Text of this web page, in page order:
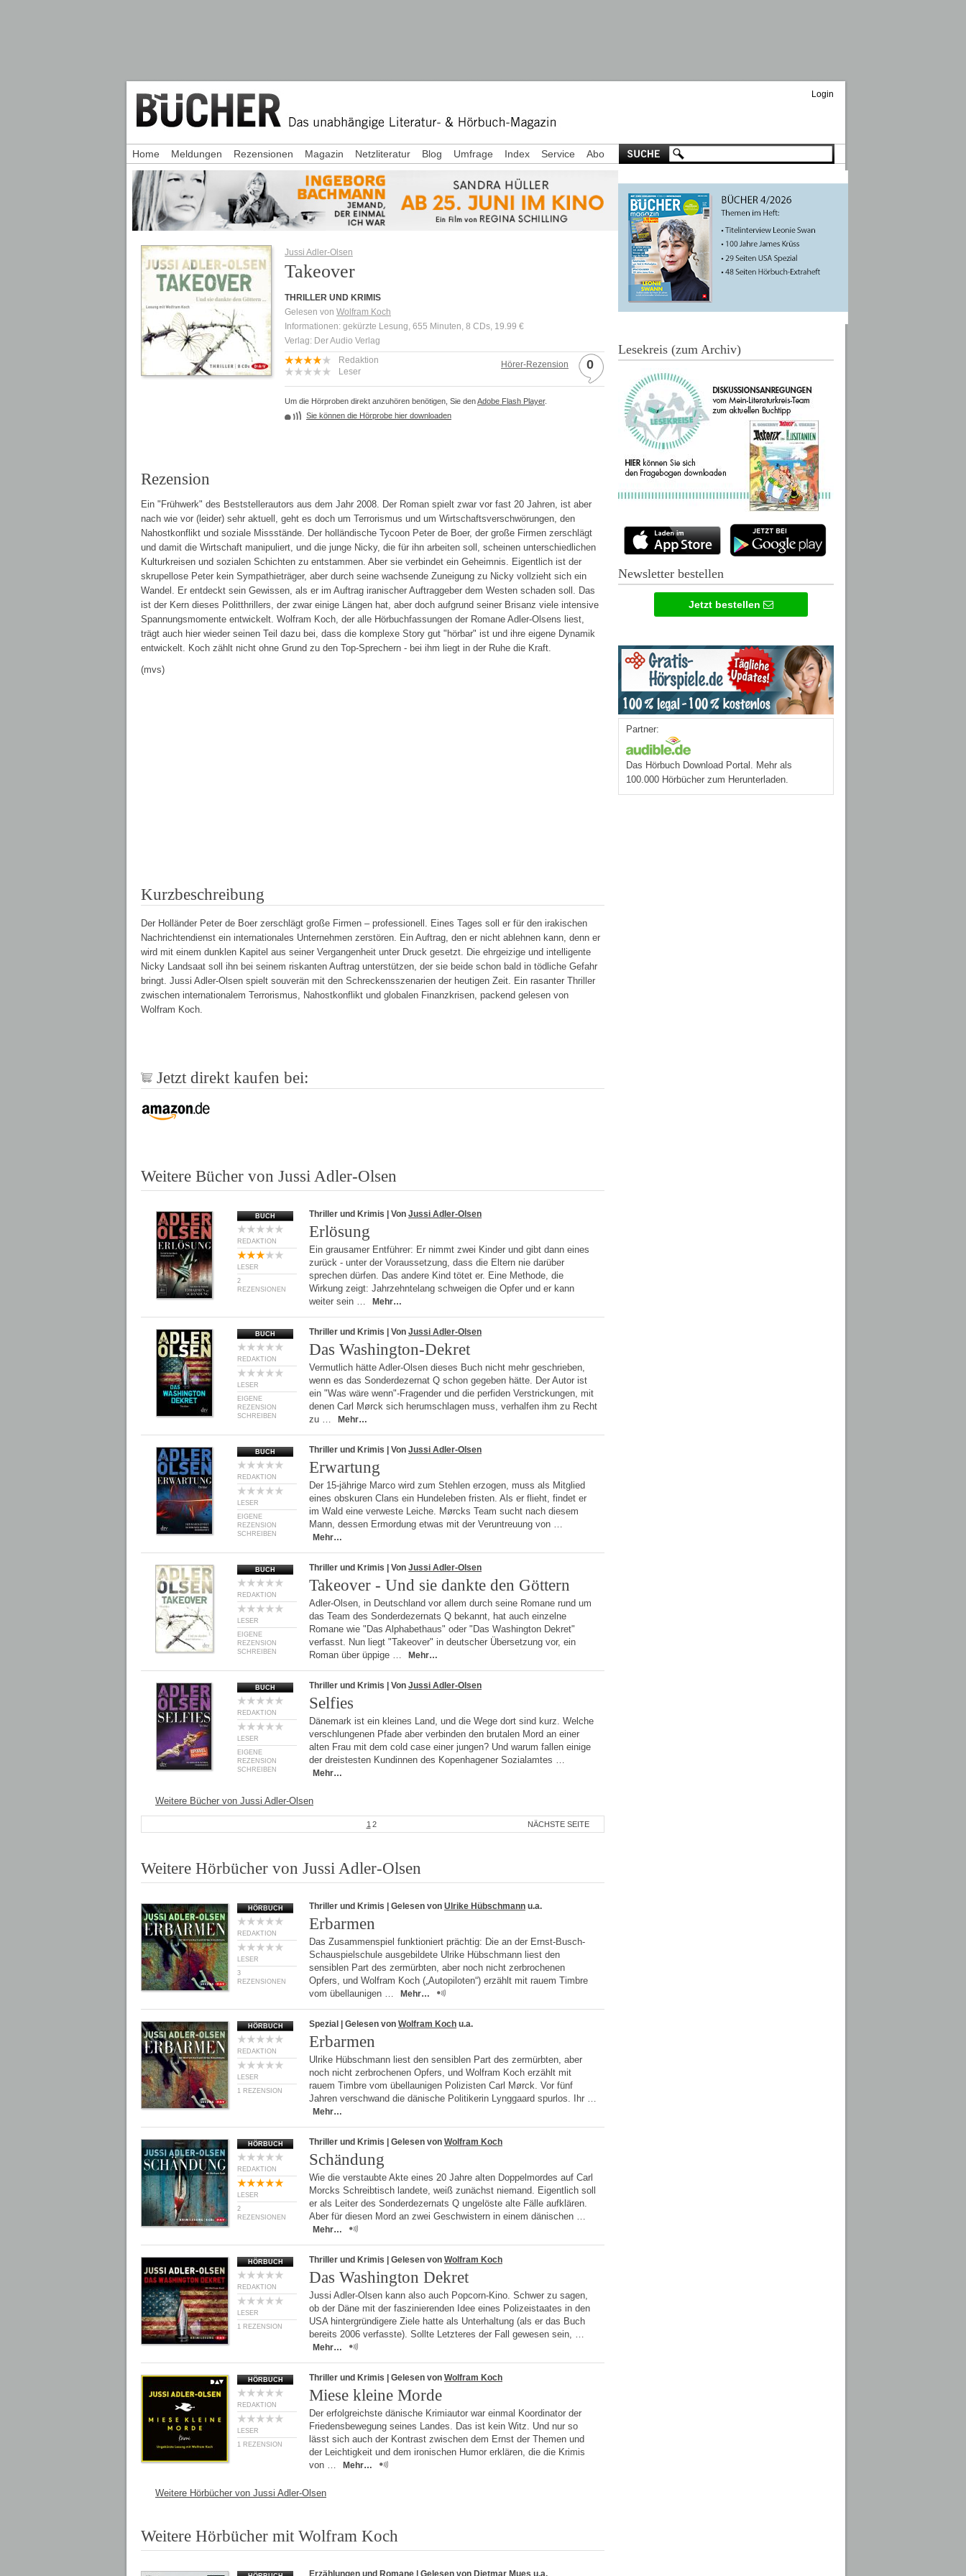
Login
Jussi Adler-Olsen
Takeover
THRILLER UND KRIMIS
Gelesen von Wolfram Koch
Informationen: gekürzte Lesung, 655 Minuten, 8 CDs, 19.99 €
Verlag: Der Audio Verlag
Hörer-Rezension 0
Redaktion
Leser
Um die Hörproben direkt anzuhören benötigen, Sie denAdobe Flash Player.
Sie können die Hörprobe hier downloaden
Rezension
Ein "Frühwerk" des Beststellerautors aus dem Jahr 2008. Der Roman spielt zwar vor fast 20 Jahren, ist aber
nach wie vor (leider) sehr aktuell, geht es doch um Terrorismus und um Wirtschaftsverschwörungen, den
Nahostkonflikt und soziale Missstände. Der holländische Tycoon Peter de Boer, der große Firmen zerschlägt
und damit die Wirtschaft manipuliert, und die junge Nicky, die für ihn arbeiten soll, scheinen unterschiedlichen
Kulturkreisen und sozialen Schichten zu entstammen. Aber sie verbindet ein Geheimnis. Eigentlich ist der
skrupellose Peter kein Sympathieträger, aber durch seine wachsende Zuneigung zu Nicky vollzieht sich ein
Wandel. Er entdeckt sein Gewissen, als er im Auftrag iranischer Auftraggeber dem Westen schaden soll. Das
ist der Kern dieses Politthrillers, der zwar einige Längen hat, aber doch aufgrund seiner Brisanz viele intensive
Spannungsmomente entwickelt. Wolfram Koch, der alle Hörbuchfassungen der Romane Adler-Olsens liest,
trägt auch hier wieder seinen Teil dazu bei, dass die komplexe Story gut "hörbar" ist und ihre eigene Dynamik
entwickelt. Koch zählt nicht ohne Grund zu den Top-Sprechern - bei ihm liegt in der Ruhe die Kraft.
(mvs)
Kurzbeschreibung
Der Holländer Peter de Boer zerschlägt große Firmen – professionell. Eines Tages soll er für den irakischen
Nachrichtendienst ein internationales Unternehmen zerstören. Ein Auftrag, den er nicht ablehnen kann, denn er
wird mit einem dunklen Kapitel aus seiner Vergangenheit unter Druck gesetzt. Die ehrgeizige und intelligente
Nicky Landsaat soll ihn bei seinem riskanten Auftrag unterstützen, der sie beide schon bald in tödliche Gefahr
bringt. Jussi Adler-Olsen spielt souverän mit den Schreckensszenarien der heutigen Zeit. Ein rasanter Thriller
zwischen internationalem Terrorismus, Nahostkonflikt und globalen Finanzkrisen, packend gelesen von
Wolfram Koch.
Jetzt direkt kaufen bei:
Weitere Bücher von Jussi Adler-Olsen
BUCH
REDAKTION
LESER
2
REZENSIONEN
Thriller und Krimis | Von Jussi Adler-Olsen
Erlösung
Ein grausamer Entführer: Er nimmt zwei Kinder und gibt dann eines
zurück - unter der Voraussetzung, dass die Eltern nie darüber
sprechen dürfen. Das andere Kind tötet er. Eine Methode, die
Wirkung zeigt: Jahrzehntelang schweigen die Opfer und er kann
weiter sein …
Mehr…
BUCH
REDAKTION
LESER
EIGENE
REZENSION
SCHREIBEN
Thriller und Krimis | Von Jussi Adler-Olsen
Das Washington-Dekret
Vermutlich hätte Adler-Olsen dieses Buch nicht mehr geschrieben,
wenn es das Sonderdezernat Q schon gegeben hätte. Der Autor ist
ein "Was wäre wenn"-Fragender und die perfiden Verstrickungen, mit
denen Carl Mørck sich herumschlagen muss, verhalfen ihm zu Recht
zu …
Mehr…
BUCH
REDAKTION
LESER
EIGENE
REZENSION
SCHREIBEN
Thriller und Krimis | Von Jussi Adler-Olsen
Erwartung
Der 15-jährige Marco wird zum Stehlen erzogen, muss als Mitglied
eines obskuren Clans ein Hundeleben fristen. Als er flieht, findet er
im Wald eine verweste Leiche. Mørcks Team sucht nach diesem
Mann, dessen Ermordung etwas mit der Veruntreuung von …
Mehr…
BUCH
REDAKTION
LESER
EIGENE
REZENSION
SCHREIBEN
Thriller und Krimis | Von Jussi Adler-Olsen
Takeover - Und sie dankte den Göttern
Adler-Olsen, in Deutschland vor allem durch seine Romane rund um
das Team des Sonderdezernats Q bekannt, hat auch einzelne
Romane wie "Das Alphabethaus" oder "Das Washington Dekret"
verfasst. Nun liegt "Takeover" in deutscher Übersetzung vor, ein
Roman über üppige …
Mehr…
BUCH
REDAKTION
LESER
EIGENE
REZENSION
SCHREIBEN
Thriller und Krimis | Von Jussi Adler-Olsen
Selfies
Dänemark ist ein kleines Land, und die Wege dort sind kurz. Welche
verschlungenen Pfade aber verbinden den brutalen Mord an einer
alten Frau mit dem cold case einer jungen? Und warum fallen einige
der dreistesten Kundinnen des Kopenhagener Sozialamtes …
Mehr…
Weitere Bücher von Jussi Adler-Olsen
1 2 NÄCHSTE SEITE
Weitere Hörbücher von Jussi Adler-Olsen
HÖRBUCH
REDAKTION
LESER
3
REZENSIONEN
Thriller und Krimis | Gelesen von Ulrike Hübschmann u.a.
Erbarmen
Das Zusammenspiel funktioniert prächtig: Die an der Ernst-Busch-
Schauspielschule ausgebildete Ulrike Hübschmann liest den
sensiblen Part des zermürbten, aber noch nicht zerbrochenen
Opfers, und Wolfram Koch („Autopiloten“) erzählt mit rauem Timbre
vom übellaunigen …
Mehr…
HÖRBUCH
REDAKTION
LESER
1 REZENSION
Spezial | Gelesen von Wolfram Koch u.a.
Erbarmen
Ulrike Hübschmann liest den sensiblen Part des zermürbten, aber
noch nicht zerbrochenen Opfers, und Wolfram Koch erzählt mit
rauem Timbre vom übellaunigen Polizisten Carl Mørck. Vor fünf
Jahren verschwand die dänische Politikerin Lynggaard spurlos. Ihr …
Mehr…
HÖRBUCH
REDAKTION
LESER
2
REZENSIONEN
Thriller und Krimis | Gelesen von Wolfram Koch
Schändung
Wie die verstaubte Akte eines 20 Jahre alten Doppelmordes auf Carl
Morcks Schreibtisch landete, weiß zunächst niemand. Eigentlich soll
er als Leiter des Sonderdezernats Q ungelöste alte Fälle aufklären.
Aber für diesen Mord an zwei Geschwistern in einem dänischen …
Mehr…
HÖRBUCH
REDAKTION
LESER
1 REZENSION
Thriller und Krimis | Gelesen von Wolfram Koch
Das Washington Dekret
Jussi Adler-Olsen kann also auch Popcorn-Kino. Schwer zu sagen,
ob der Däne mit der faszinierenden Idee eines Polizeistaates in den
USA hintergründigere Ziele hatte als Unterhaltung (als er das Buch
bereits 2006 verfasste). Sollte Letzteres der Fall gewesen sein, …
Mehr…
HÖRBUCH
REDAKTION
LESER
1 REZENSION
Thriller und Krimis | Gelesen von Wolfram Koch
Miese kleine Morde
Der erfolgreichste dänische Krimiautor war einmal Koordinator der
Friedensbewegung seines Landes. Das ist kein Witz. Und nur so
lässt sich auch der Kontrast zwischen dem Ernst der Themen und
der Leichtigkeit und dem ironischen Humor erklären, die die Krimis
von …
Mehr…
Weitere Hörbücher von Jussi Adler-Olsen
Weitere Hörbücher mit Wolfram Koch
Erzählungen und Romane | Gelesen von Dietmar Mues u.a.
Home Meldungen Rezensionen Magazin Netzliteratur Blog Umfrage Index Service Abo
Lesekreis (zum Archiv)
Newsletter bestellen
Jetzt bestellen
Partner:
Das Hörbuch Download Portal. Mehr als
100.000 Hörbücher zum Herunterladen.